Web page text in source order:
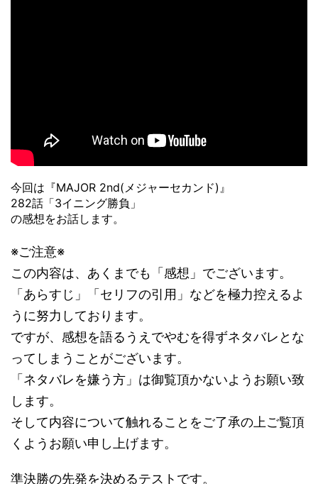
今回は『MAJOR 2nd(メジャーセカンド)』
282話「3イニング勝負」
の感想をお話します。
※ご注意※
この内容は、あくまでも「感想」でございます。
「あらすじ」「セリフの引用」などを極力控えるよ
うに努力しております。
ですが、感想を語るうえでやむを得ずネタバレとな
ってしまうことがございます。
「ネタバレを嫌う方」は御覧頂かないようお願い致
します。
そして内容について触れることをご了承の上ご覧頂
くようお願い申し上げます。
準決勝の先発を決めるテストです。